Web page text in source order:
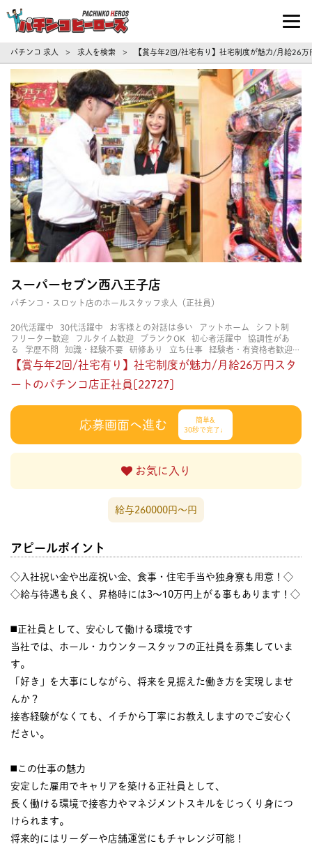
パチンコ求人・転職ならパチンコヒーロ
パチンコ 求人 > 求人を検索 > 【賞与年2回/社宅有り】社宅制度が魅力/月給26
スーパーセブン西八王子店
パチンコ・スロット店のホールスタッフ求人（正社員）
20代活躍中 30代活躍中 お客様との対話は多い アットホーム
シフト制
フリーター歓迎
フルタイム歓迎 ブランクOK 初心者活躍中
協調性があ
る
学歴不問 知識・経験不要 研修あり 立ち仕事
経験者・有資格者歓迎
賑やかな職場
長く働ける 長期歓迎
【賞与年2回/社宅有り】社宅制度が魅力/月給26万円スタ
ートのパチンコ店正社員[22727]
応募画面へ進む
簡単&
30秒で完了♩
お気に入り
給与260000円〜円
アピールポイント
◇入社祝い金や出産祝い金、食事・住宅手当や独身寮も用意！◇
◇給与待遇も良く、昇格時には3～10万円上がる事もあります！◇
◼️正社員として、安心して働ける環境です
当社では、ホール・カウンタースタッフの正社員を募集していま
す。
「好き」を大事にしながら、将来を見据えた働き方を実現しませ
んか？
接客経験がなくても、イチから丁寧にお教えしますのでご安心く
ださい。
◼️この仕事の魅力
安定した雇用でキャリアを築ける正社員として、
長く働ける環境で接客力やマネジメントスキルをじっくり身につ
けられます。
将来的にはリーダーや店舗運営にもチャレンジ可能！